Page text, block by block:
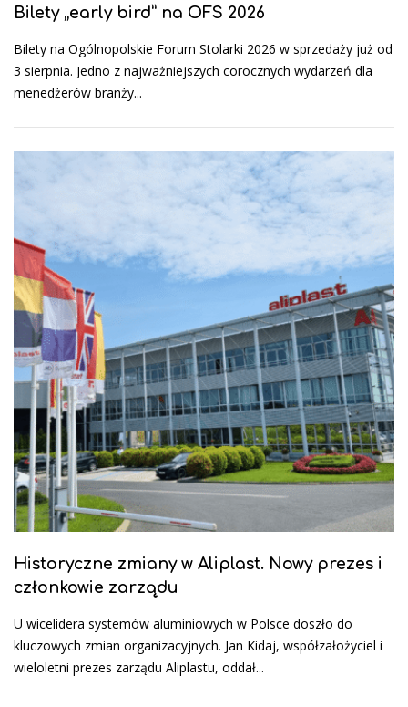
Bilety „early bird” na OFS 2026
Bilety na Ogólnopolskie Forum Stolarki 2026 w sprzedaży już od
3 sierpnia. Jedno z najważniejszych corocznych wydarzeń dla
menedżerów branży...
Historyczne zmiany w Aliplast. Nowy prezes i
członkowie zarządu
U wicelidera systemów aluminiowych w Polsce doszło do
kluczowych zmian organizacyjnych. Jan Kidaj, współzałożyciel i
wieloletni prezes zarządu Aliplastu, oddał...